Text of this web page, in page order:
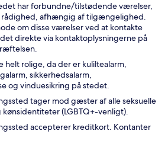
har forbundne/tilstødende værelser,
rådighed, afhængig af tilgængelighed.
om disse værelser ved at kontakte
direkte via kontaktoplysningerne på
rolige, da der er kuliltealarm,
sikkerhedsalarm,
og vinduesikring på stedet.
tager mod gæster af alle seksuelle
(LGBTQ+-venligt).
accepterer kreditkort. Kontanter